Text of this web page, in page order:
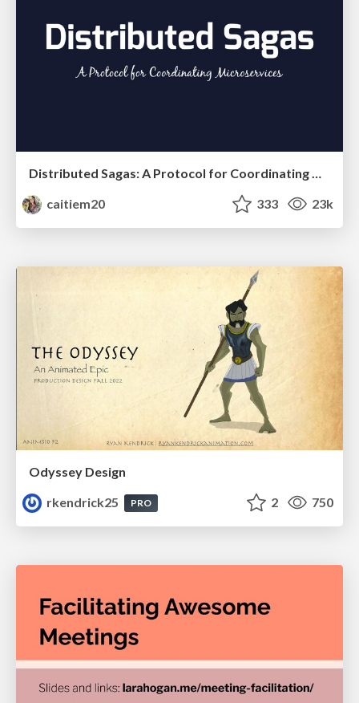
Distributed Sagas: A Protocol for Coordinating Microservices
caitiem20
333 23k
Odyssey Design
rkendrick25
PRO 2 750